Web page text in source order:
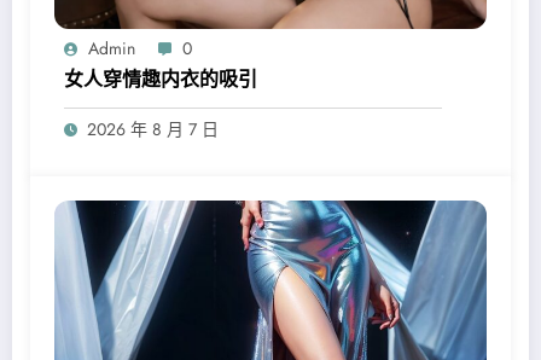
Admin 0
女人穿情趣内衣的吸引
2026 年 8 月 7 日